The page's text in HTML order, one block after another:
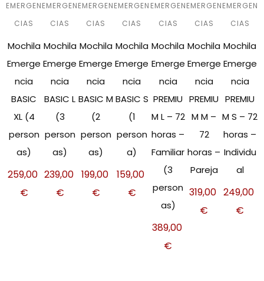
EMERGEN
CIAS
Mochila
Emerge
ncia
BASIC
XL (4
person
as)
259,00
€
EMERGEN
CIAS
Mochila
Emerge
ncia
BASIC L
(3
person
as)
239,00
€
EMERGEN
CIAS
Mochila
Emerge
ncia
BASIC M
(2
person
as)
199,00
€
EMERGEN
CIAS
Mochila
Emerge
ncia
BASIC S
(1
person
a)
159,00
€
EMERGEN
CIAS
Mochila
Emerge
ncia
PREMIU
M L – 72
horas –
Familiar
(3
person
as)
389,00
€
EMERGEN
CIAS
Mochila
Emerge
ncia
PREMIU
M M –
72
horas –
Pareja
319,00
€
EMERGEN
CIAS
Mochila
Emerge
ncia
PREMIU
M S – 72
horas –
Individu
al
249,00
€